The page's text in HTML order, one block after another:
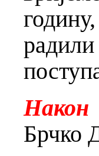
Брчко